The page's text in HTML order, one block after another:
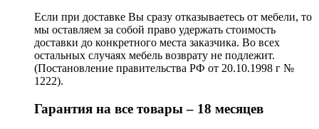
Если при доставке Вы сразу отказываетесь от мебели, то
мы оставляем за собой право удержать стоимость
доставки до конкретного места заказчика. Во всех
остальных случаях мебель возврату не подлежит.
(Постановление правительства РФ от 20.10.1998 г №
1222).
Гарантия на все товары – 18 месяцев